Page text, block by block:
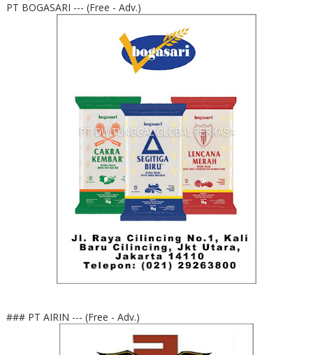
PT BOGASARI --- (Free - Adv.)
### PT AIRIN --- (Free - Adv.)